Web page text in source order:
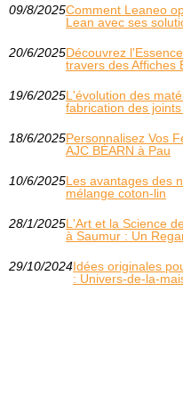
09/8/2025Comment Leaneo
Lean avec ses
20/6/2025Découvrez
travers des Affiches
19/6/2025L'évolution des
fabrication des
18/6/2025Personnalisez Vos
AJC BÉARN à Pau
10/6/2025Les avantages des
mélange coton-lin
28/1/2025L'Art et la Science
à Saumur : Un
29/10/2024Idées originales
: Univers-de-la-